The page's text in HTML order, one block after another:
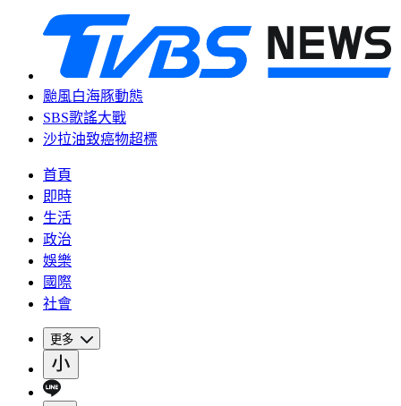
颱風白海豚動態
SBS歌謠大戰
沙拉油致癌物超標
首頁
即時
生活
政治
娛樂
國際
社會
更多